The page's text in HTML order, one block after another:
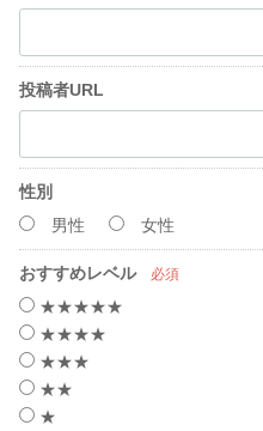
投稿者URL
性別
男性
女性
おすすめレベル 必須
★★★★★
★★★★
★★★
★★
★